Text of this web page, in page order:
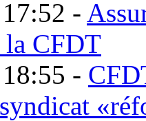
-
la CFDT
-